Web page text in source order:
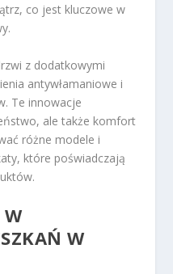
co jest kluczowe w
z dodatkowymi
antywłamaniowe i
Te innowacje
ale także komfort
różne modele i
które poświadczają
W
W